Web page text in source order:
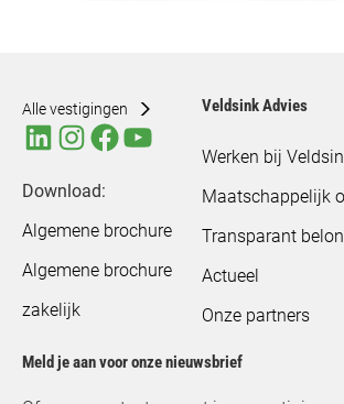
Alle vestigingen
Download:
Algemene brochure
Algemene brochure
zakelijk
Veldsink Advies
Werken bij
Maatschappelijk
Transparant
Actueel
Onze partners
Meld je aan voor onze nieuwsbrief